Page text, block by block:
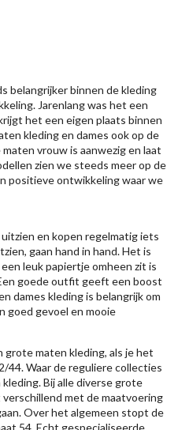
belangrijker binnen de kleding
Jarenlang was het een
het een eigen plaats binnen
kleding en dames ook op de
vrouw is aanwezig en laat
zien we steeds meer op de
positieve ontwikkeling waar we
en kopen regelmatig iets
gaan hand in hand. Het is
leuk papiertje omheen zit is
goede outfit geeft een boost
dames kleding is belangrijk om
goed gevoel en mooie
grote maten kleding, als je het
44. Waar de reguliere collecties
Bij alle diverse grote
met de maatvoering
Over het algemeen stopt de
54. Echt gespecialiseerde